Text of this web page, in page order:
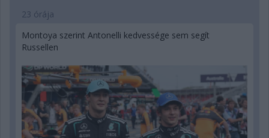
23 órája
Montoya szerint Antonelli kedvessége sem segít
Russellen